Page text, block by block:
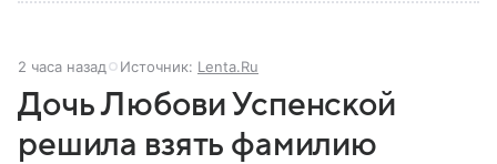
2 часа назад Источник: Lenta.Ru
Дочь Любови Успенской
решила взять фамилию